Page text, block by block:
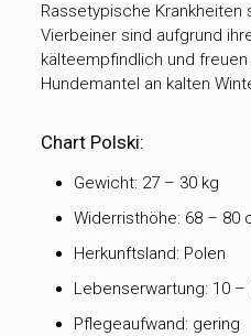
Rassetypische Krankheiten
Vierbeiner sind aufgrund
kälteempfindlich und
Hundemantel an kalten
Chart Polski:
Gewicht: 27 – 30 kg
Widerristhöhe: 68 – 80
Herkunftsland: Polen
Lebenserwartung: 10 –
Pflegeaufwand: gering